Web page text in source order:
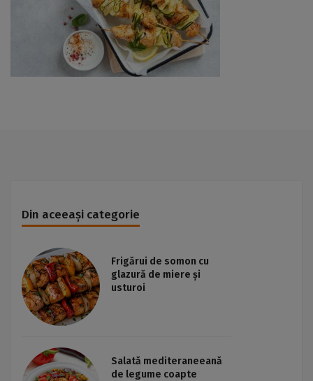
Din aceeași categorie
Frigărui de somon cu
glazură de miere și
usturoi
Salată mediteraneeană
de legume coapte